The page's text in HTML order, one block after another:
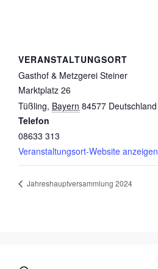
VERANSTALTUNGSORT
Gasthof & Metzgerei Steiner
Marktplatz 26
Tüßling, Bayern 84577 Deutschland
Telefon
08633 313
Veranstaltungsort-Website anzeigen
Jahreshauptversammlung 2024